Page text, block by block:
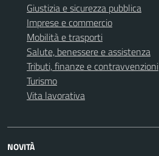
Giustizia e sicurezza pubblica
Imprese e commercio
Mobilità e trasporti
Salute, benessere e assistenza
Tributi, finanze e contravvenzioni
Turismo
Vita lavorativa
NOVITÀ